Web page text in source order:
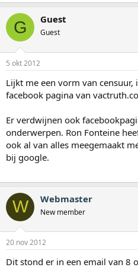
G Guest
Guest
5 okt 2012
Lijkt me een vorm van
facebook pagina van
Er verdwijnen ook
onderwerpen. Ron Fonteine
ook al van alles meegemaakt
bij google.
W Webmaster
New member
20 nov 2012
Dit stond er in een email van 8